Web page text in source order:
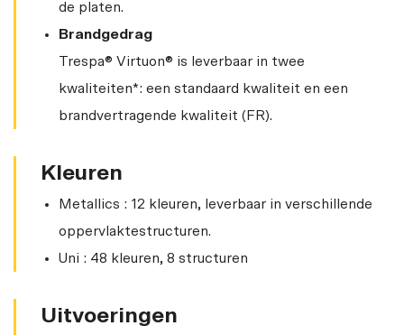
de platen.
Brandgedrag
Trespa® Virtuon® is leverbaar in twee
kwaliteiten*: een standaard kwaliteit en een
brandvertragende kwaliteit (FR).
Kleuren
Metallics : 12 kleuren, leverbaar in verschillende
oppervlaktestructuren.
Uni : 48 kleuren, 8 structuren
Uitvoeringen